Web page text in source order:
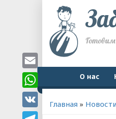
Готовим
О нас
Главная » Новости
Email
WhatsApp
VK